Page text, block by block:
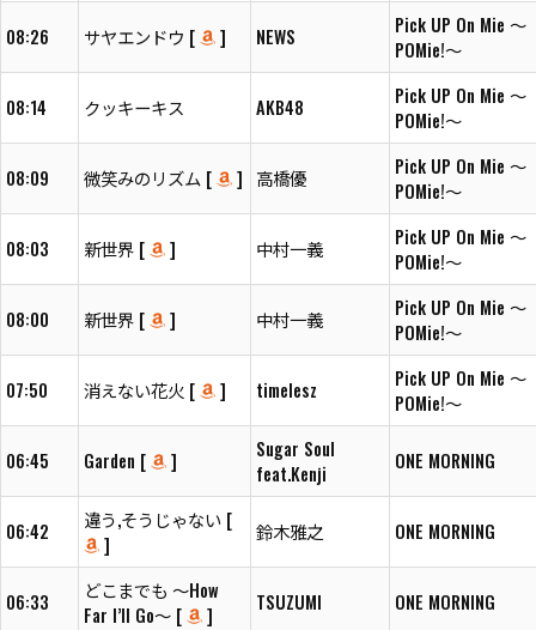
08:26 サヤエンドウ [ ] NEWS
Pick UP On Mie ～
POMie!～
08:14 クッキーキス AKB48
Pick UP On Mie ～
POMie!～
08:09 微笑みのリズム [ ] 高橋優
Pick UP On Mie ～
POMie!～
08:03 新世界 [ ] 中村一義
Pick UP On Mie ～
POMie!～
08:00 新世界 [ ] 中村一義
Pick UP On Mie ～
POMie!～
07:50 消えない花火 [ ] timelesz
Pick UP On Mie ～
POMie!～
06:45 Garden [ ]
Sugar Soul
feat.Kenji
ONE MORNING
06:42
違う,そうじゃない [
]
鈴木雅之 ONE MORNING
06:33
どこまでも ～How
Far I’ll Go～ [
]
TSUZUMI ONE MORNING